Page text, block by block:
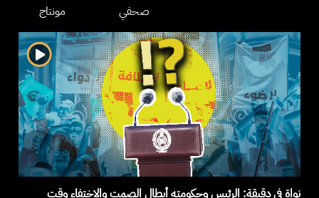
مونتاج صحفي
نواة في دقيقة: الرئيس وحكومته أبطال الصمت والاختفاء وقت